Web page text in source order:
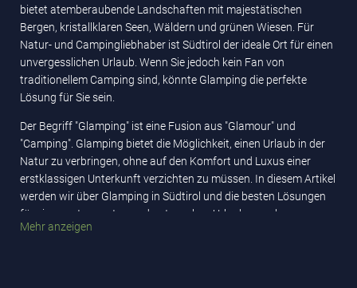
bietet atemberaubende Landschaften mit majestätischen
Bergen, kristallklaren Seen, Wäldern und grünen Wiesen. Für
Natur- und Campingliebhaber ist Südtirol der ideale Ort für einen
unvergesslichen Urlaub. Wenn Sie jedoch kein Fan von
traditionellem Camping sind, könnte Glamping die perfekte
Lösung für Sie sein.
Der Begriff "Glamping" ist eine Fusion aus "Glamour" und
"Camping". Glamping bietet die Möglichkeit, einen Urlaub in der
Natur zu verbringen, ohne auf den Komfort und Luxus einer
erstklassigen Unterkunft verzichten zu müssen. In diesem Artikel
werden wir über Glamping in Südtirol und die besten Lösungen
für einen entspannten und naturnahen Urlaub sprechen.
Mehr anzeigen